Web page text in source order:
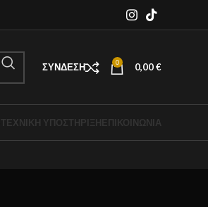
ΣΎΝΔΕΣΗ 0 0,00€
ΤΕΧΝΙΚΉ ΥΠΟΣΤΉΡΙΞΗΕΠΙΚΟΙΝΩΝΙΑ